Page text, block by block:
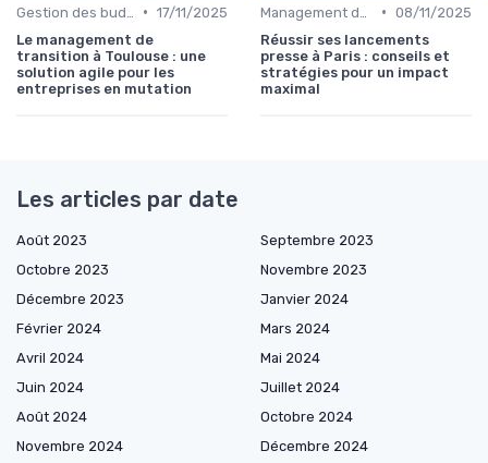
• 17/11/2025
Le management de
transition à Toulouse : une
solution agile pour les
entreprises en mutation
• 08/11/2025
Réussir ses lancements
presse à Paris : conseils et
stratégies pour un impact
maximal
Les articles par date
Août 2023
Septembre 2023
Octobre 2023
Novembre 2023
Décembre 2023
Janvier 2024
Février 2024
Mars 2024
Avril 2024
Mai 2024
Juin 2024
Juillet 2024
Août 2024
Octobre 2024
Novembre 2024
Décembre 2024